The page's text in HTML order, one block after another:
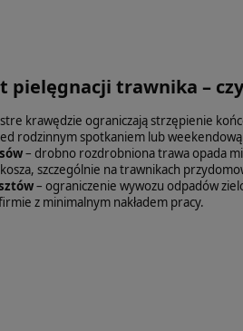
pielęgnacji trawnika –
krawędzie ograniczają strzępienie
rodzinnym spotkaniem lub
– drobno rozdrobniona trawa opada
szczególnie na trawnikach
– ograniczenie wywozu odpadów
z minimalnym nakładem pracy.